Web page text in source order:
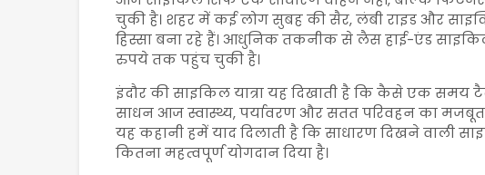
चुकी है। शहर में कई लोग सुबह की सैर, लंबी राइड और
हिस्सा बना रहे हैं। आधुनिक तकनीक से लैस हाई-एंड
रुपये तक पहुंच चुकी है।
इंदौर की साइकिल यात्रा यह दिखाती है कि कैसे एक
साधन आज स्वास्थ्य, पर्यावरण और सतत परिवहन का मजबूत
यह कहानी हमें याद दिलाती है कि साधारण दिखने वाली
कितना महत्वपूर्ण योगदान दिया है।